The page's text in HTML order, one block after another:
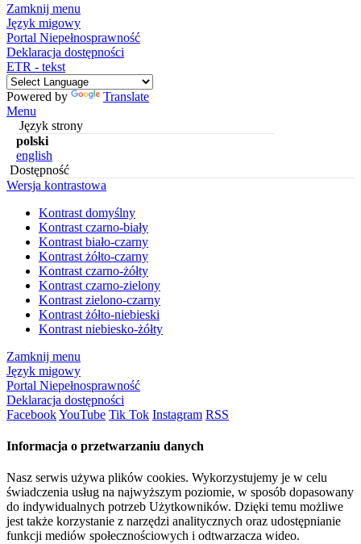
Zamknij menu
Język migowy
Portal Niepełnosprawność
Deklaracja dostępności
ETR - tekst
Powered by
Translate
Menu
Język strony
polski
english
Dostępność
Wersja kontrastowa
Kontrast domyślny
Kontrast czarno-biały
Kontrast biało-czarny
Kontrast żółto-czarny
Kontrast czarno-żółty
Kontrast czarno-zielony
Kontrast zielono-czarny
Kontrast żółto-niebieski
Kontrast niebiesko-żółty
Zamknij menu
Język migowy
Portal Niepełnosprawność
Deklaracja dostępności
FacebookYouTube Tik Tok Instagram RSS
Informacja o przetwarzaniu danych
Nasz serwis używa plików cookies. Wykorzystujemy je w celu
świadczenia usług na najwyższym poziomie, w sposób dopasowany
do indywidualnych potrzeb Użytkowników. Dzięki temu możliwe
jest także korzystanie z narzędzi analitycznych oraz udostępnianie
funkcji mediów społecznościowych i odtwarzacza wideo.